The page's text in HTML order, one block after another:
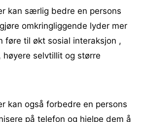
kan særlig bedre en persons
omkringliggende lyder mer
føre til økt sosial interaksjon ,
høyere selvtillit og større
kan også forbedre en persons
på telefon og hjelpe dem å